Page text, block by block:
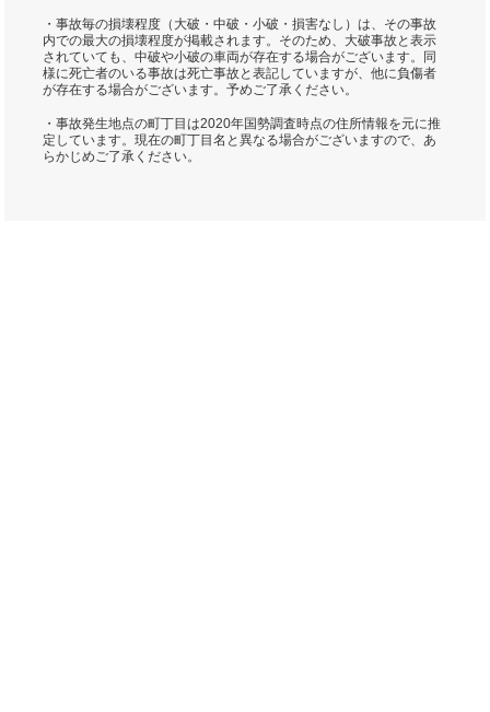
・事故毎の損壊程度（大破・中破・小破・損害なし）は、その事故
内での最大の損壊程度が掲載されます。そのため、大破事故と表示
されていても、中破や小破の車両が存在する場合がございます。同
様に死亡者のいる事故は死亡事故と表記していますが、他に負傷者
が存在する場合がございます。予めご了承ください。
・事故発生地点の町丁目は2020年国勢調査時点の住所情報を元に推
定しています。現在の町丁目名と異なる場合がございますので、あ
らかじめご了承ください。